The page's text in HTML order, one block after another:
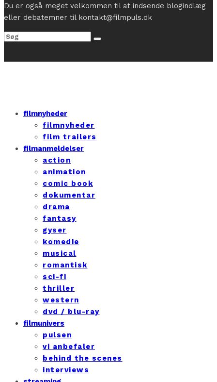
Du er også meget velkommen til at indsende blogindlæg
eller debatemner til kontakt@filmpuls.dk
filmnyheder
filmnyheder
film trailers
filmanmeldelser
action
animation
comic book
dokumentar
drama
fantasy
gyser
komedie
musical
romantisk
sci-fi
thriller
western
dvd / blu-ray
filmunivers
pulsen
vi anbefaler
behind the scenes
interviews